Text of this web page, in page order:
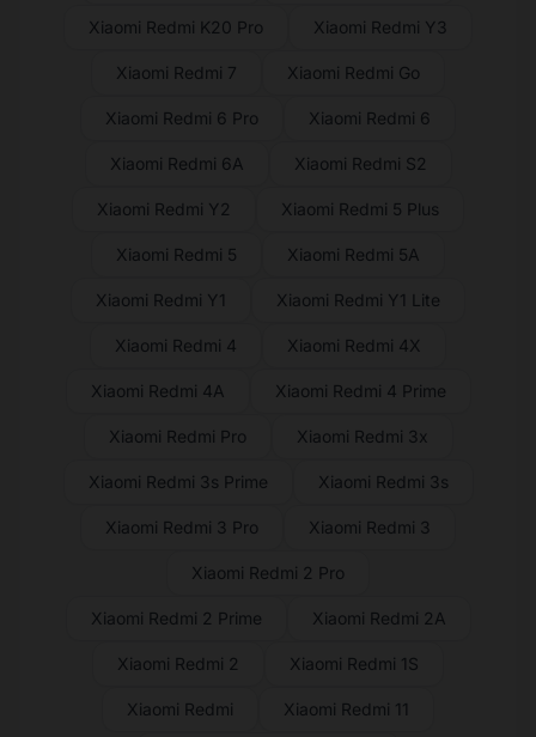
Xiaomi Redmi K20 Pro Xiaomi Redmi Y3
Xiaomi Redmi 7 Xiaomi Redmi Go
Xiaomi Redmi 6 Pro Xiaomi Redmi 6
Xiaomi Redmi 6A Xiaomi Redmi S2
Xiaomi Redmi Y2 Xiaomi Redmi 5 Plus
Xiaomi Redmi 5 Xiaomi Redmi 5A
Xiaomi Redmi Y1 Xiaomi Redmi Y1 Lite
Xiaomi Redmi 4 Xiaomi Redmi 4X
Xiaomi Redmi 4A Xiaomi Redmi 4 Prime
Xiaomi Redmi Pro Xiaomi Redmi 3x
Xiaomi Redmi 3s Prime Xiaomi Redmi 3s
Xiaomi Redmi 3 Pro Xiaomi Redmi 3
Xiaomi Redmi 2 Pro
Xiaomi Redmi 2 Prime Xiaomi Redmi 2A
Xiaomi Redmi 2 Xiaomi Redmi 1S
Xiaomi Redmi Xiaomi Redmi 11